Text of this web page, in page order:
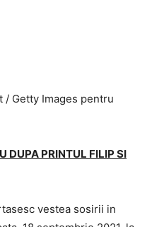
/ Getty Images pentru
DUPA PRINTUL FILIP SI
vestea sosirii in